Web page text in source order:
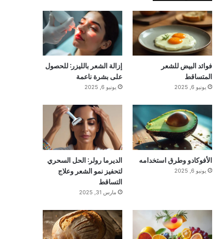
فوائد البيض للشعر
المتساقط
يونيو 6, 2025
إزالة الشعر بالليزر: للحصول
على بشرة ناعمة
يونيو 6, 2025
الأفوكادو وطرق استخدامه
يونيو 6, 2025
الديرما رولر: الحل السحري
لتحفيز نمو الشعر وعلاج
التساقط
مارس 31, 2025